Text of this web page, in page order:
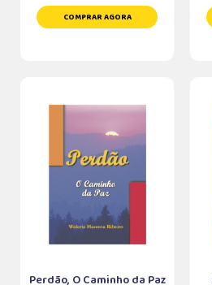
COMPRAR AGORA
Perdão, O Caminho da Paz